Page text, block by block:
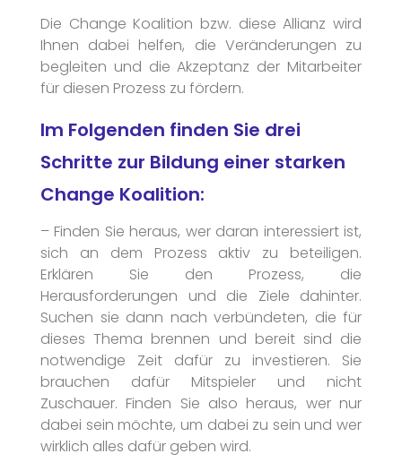
Die Change Koalition bzw. diese Allianz wird
Ihnen dabei helfen, die Veränderungen zu
begleiten und die Akzeptanz der Mitarbeiter
für diesen Prozess zu fördern.
Im Folgenden finden Sie drei
Schritte zur Bildung einer starken
Change Koalition:
– Finden Sie heraus, wer daran interessiert ist,
sich an dem Prozess aktiv zu beteiligen.
Erklären Sie den Prozess, die
Herausforderungen und die Ziele dahinter.
Suchen sie dann nach verbündeten, die für
dieses Thema brennen und bereit sind die
notwendige Zeit dafür zu investieren. Sie
brauchen dafür Mitspieler und nicht
Zuschauer. Finden Sie also heraus, wer nur
dabei sein möchte, um dabei zu sein und wer
wirklich alles dafür geben wird.